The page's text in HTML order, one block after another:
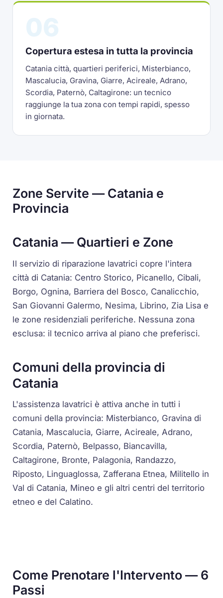
Copertura estesa in tutta la provincia
Catania città, quartieri periferici, Misterbianco,
Mascalucia, Gravina, Giarre, Acireale, Adrano,
Scordia, Paternò, Caltagirone: un tecnico
raggiunge la tua zona con tempi rapidi, spesso
in giornata.
Zone Servite — Catania e
Provincia
Catania — Quartieri e Zone
Il servizio di riparazione lavatrici copre l'intera
città di Catania: Centro Storico, Picanello, Cibali,
Borgo, Ognina, Barriera del Bosco, Canalicchio,
San Giovanni Galermo, Nesima, Librino, Zia Lisa e
le zone residenziali periferiche. Nessuna zona
esclusa: il tecnico arriva al piano che preferisci.
Comuni della provincia di
Catania
L'assistenza lavatrici è attiva anche in tutti i
comuni della provincia: Misterbianco, Gravina di
Catania, Mascalucia, Giarre, Acireale, Adrano,
Scordia, Paternò, Belpasso, Biancavilla,
Caltagirone, Bronte, Palagonia, Randazzo,
Riposto, Linguaglossa, Zafferana Etnea, Militello in
Val di Catania, Mineo e gli altri centri del territorio
etneo e del Calatino.
Come Prenotare l'Intervento — 6
Passi